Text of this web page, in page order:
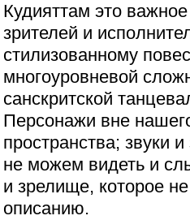
Кудияттам это
зрителей и
стилизованному
многоуровневой
санскритской
Персонажи вне
пространства; звуки
не можем видеть и
и зрелище, которое
описанию.